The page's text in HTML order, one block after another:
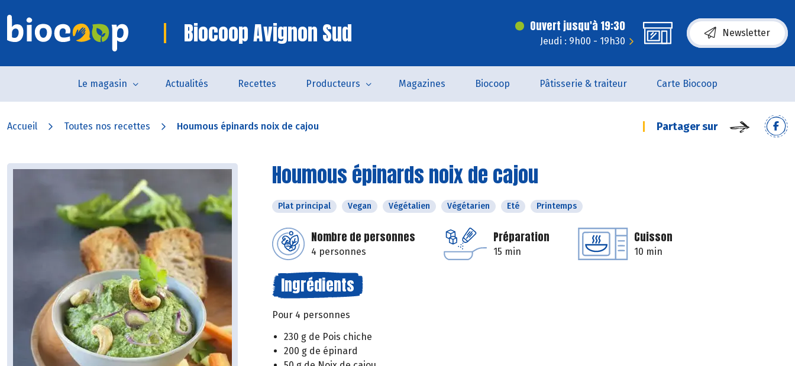
Biocoop Avignon Sud Ouvert jusqu'à 19:30
Jeudi : 9h00 - 19h30
Newsletter
Le magasin Actualités Recettes Producteurs Magazines Biocoop Pâtisserie & traiteur Carte Biocoop
Accueil Toutes nos recettes Houmous épinards noix de cajou Partager sur
Houmous épinards noix de cajou
Plat principal Vegan Végétalien Végétarien Eté Printemps
Nombre de personnes
4 personnes
Préparation
15 min
Cuisson
10 min
Ingrédients
Pour 4 personnes
230 g de Pois chiche
200 g de épinard